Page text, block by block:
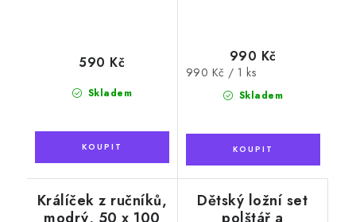
Skladem
590 Kč
Skladem
990 Kč
Měrná
990 Kč / 1 ks
Králíček z ručníků,
Dětský ložní set